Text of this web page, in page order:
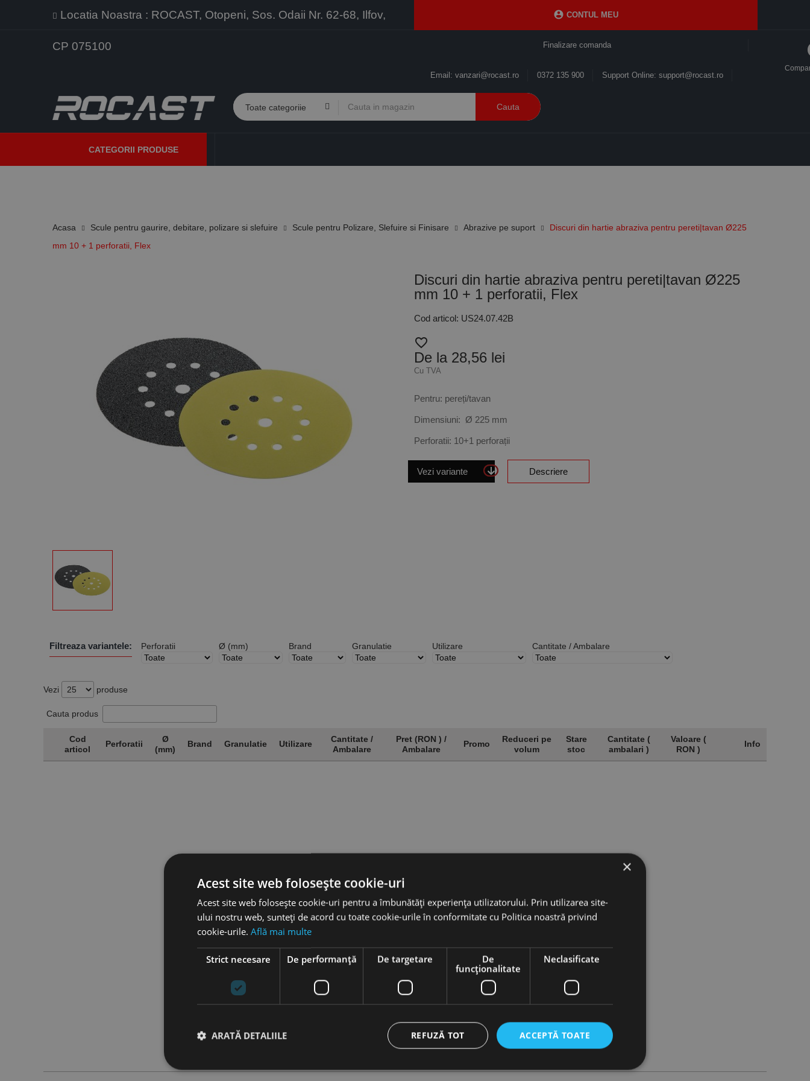
Locatia Noastra : ROCAST, Otopeni, Sos. Odaii Nr. 62-68, Ilfov,
CP 075100
 CONTUL MEU
Finalizare comanda
Support Online: support@rocast.ro
0372 135 900
Email: vanzari@rocast.ro
Cauta
CATEGORII PRODUSE
Acasa Scule pentru gaurire, debitare, polizare si slefuire Scule pentru Polizare, Slefuire si Finisare Abrazive pe suport
Discuri din hartie abraziva pentru pereti|tavan Ø225
mm 10 + 1 perforatii, Flex
Discuri din hartie abraziva pentru pereti|tavan Ø225
mm 10 + 1 perforatii, Flex
Cod articol: US24.07.42B
favorite_border
De la 28,56 lei
Cu TVA
Pentru: pereți/tavan
Dimensiuni: Ø 225 mm
Perforatii: 10+1 perforații
Vezi variante Descriere
Filtreaza variantele: Perforatii Ø (mm) Brand Granulatie Utilizare Cantitate / Ambalare
Vezi produse
Cauta produs
Cod
articol
Perforatii
Ø
(mm)
Brand Granulatie Utilizare
Cantitate /
Ambalare
Pret (RON ) /
Ambalare
Promo
Reduceri pe
volum
Stare
stoc
Cantitate (
ambalari )
Valoare (
RON )
Info
×
Acest site web folosește cookie-uri
Acest site web folosește cookie-uri pentru a îmbunătăți experiența utilizatorului. Prin utilizarea site-
ului nostru web, sunteți de acord cu toate cookie-urile în conformitate cu Politica noastră privind
cookie-urile. Află mai multe
Strict necesare De performanță De targetare
De
funcţionalitate
Neclasificate
ACCEPTĂ TOATE
REFUZĂ TOT
ARATĂ DETALIILE